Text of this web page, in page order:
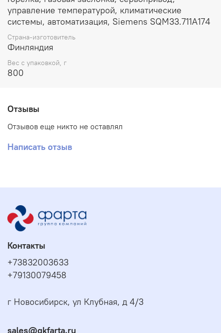
управление температурой, климатические
системы, автоматизация, Siemens SQM33.711A174
Страна-изготовитель
Финляндия
Вес с упаковкой, г
800
Отзывы
Отзывов еще никто не оставлял
Написать отзыв
Контакты
+73832003633
+79130079458
г Новосибирск, ул Клубная, д 4/3
sales@gkfarta.ru